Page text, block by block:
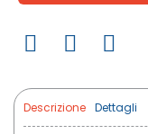
Descrizione Dettagli